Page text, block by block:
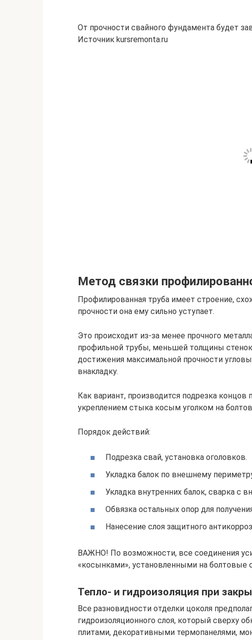
От прочности свайного фундамента будет
Источник kursremonta.ru
Метод связки
Профилированная труба имеет строение,
прочности она ему сильно уступает.
Это происходит из-за менее прочного
профильной трубы, меньшей толщины
достижения максимальной прочности
внакладку.
Как вариант, производится подрезка
укреплением стыка косым уголком на
Порядок действий:
Подрезка свай, установка оголовков.
Укладка балок по внешнему
Укладка внутренних балок, сварка с
Обвязка остальных опор для
Нанесение слоя защитного
ВАЖНО! По возможности, все соединения
«косынками», установленными на болтовые
Тепло- и гидроизоляция при
Все разновидности отделки цоколя
гидроизоляционного слоя, который сверху
плитами, декоративными термопанелями,